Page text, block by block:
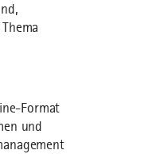
Format
und